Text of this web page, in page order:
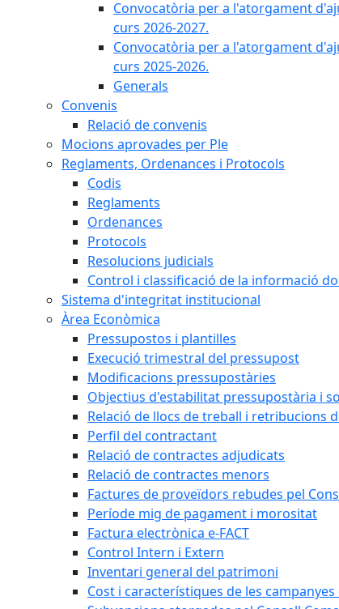
Convocatòria per a l'atorgament
curs 2026-2027.
Convocatòria per a l'atorgament
curs 2025-2026.
Generals
Convenis
Relació de convenis
Mocions aprovades per Ple
Reglaments, Ordenances i Protocols
Codis
Reglaments
Ordenances
Protocols
Resolucions judicials
Control i classificació de la informació
Sistema d'integritat institucional
Àrea Econòmica
Pressupostos i plantilles
Execució trimestral del pressupost
Modificacions pressupostàries
Objectius d'estabilitat pressupostària i
Relació de llocs de treball i retribucions
Perfil del contractant
Relació de contractes adjudicats
Relació de contractes menors
Factures de proveïdors rebudes pel
Període mig de pagament i morositat
Factura electrònica e-FACT
Control Intern i Extern
Inventari general del patrimoni
Cost i característiques de les